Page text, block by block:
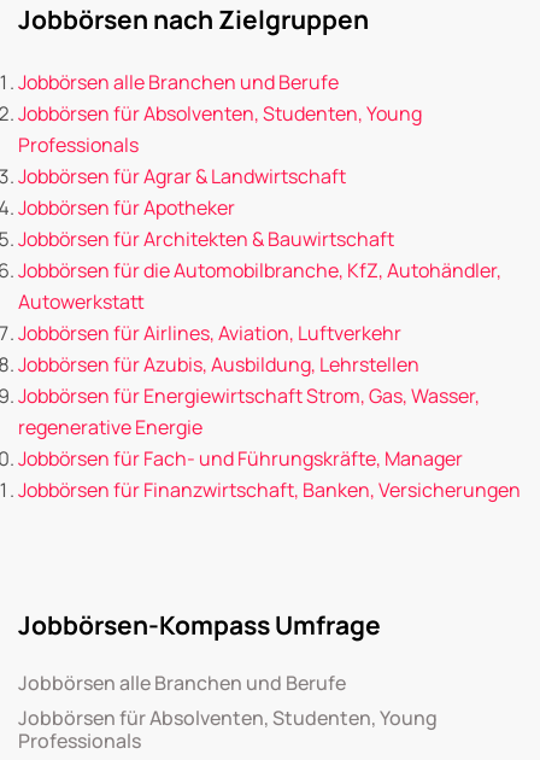
Jobbörsen nach Zielgruppen
Jobbörsen alle Branchen und Berufe
Jobbörsen für Absolventen, Studenten, Young
Professionals
Jobbörsen für Agrar & Landwirtschaft
Jobbörsen für Apotheker
Jobbörsen für Architekten & Bauwirtschaft
Jobbörsen für die Automobilbranche, KfZ, Autohändler,
Autowerkstatt
Jobbörsen für Airlines, Aviation, Luftverkehr
Jobbörsen für Azubis, Ausbildung, Lehrstellen
Jobbörsen für Energiewirtschaft Strom, Gas, Wasser,
regenerative Energie
Jobbörsen für Fach- und Führungskräfte, Manager
Jobbörsen für Finanzwirtschaft, Banken, Versicherungen
Jobbörsen-Kompass Umfrage
Jobbörsen alle Branchen und Berufe
Jobbörsen für Absolventen, Studenten, Young
Professionals